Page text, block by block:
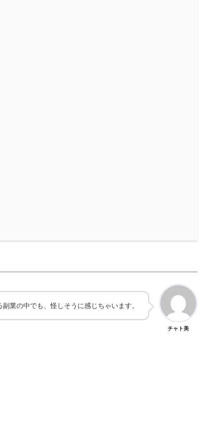
チャト美
業の中でも、怪しそうに感じちゃいます。